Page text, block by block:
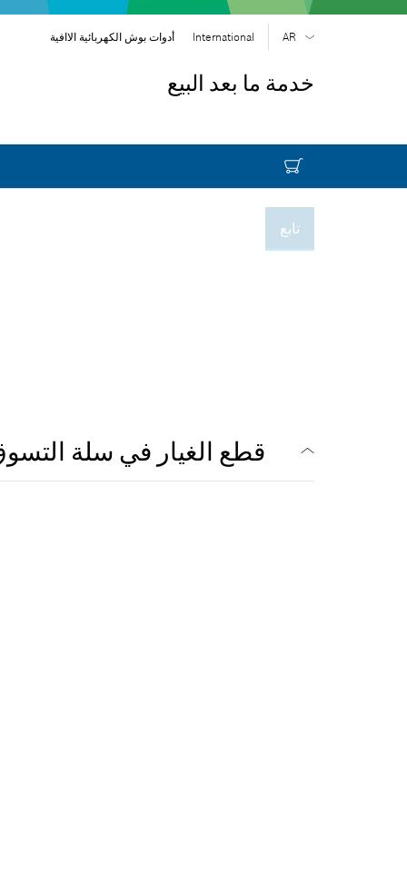
أدوات بوش الكهربائية الاافية International AR
| русский
| عربي
خدمة ما بعد البيع
تابع
قطع الغيار في سلة